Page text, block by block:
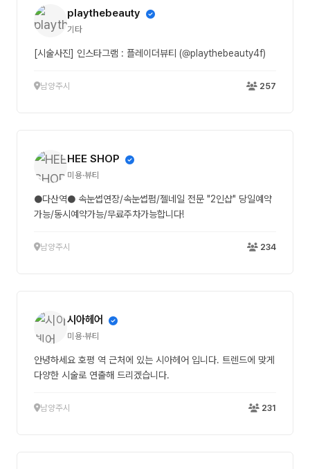
playthebeauty
기타
[시술사진] 인스타그램 : 플레이더뷰티 (@playthebeauty4f)
남양주시 257
HEE SHOP
미용·뷰티
●다산역● 속눈썹연장/속눈썹펌/젤네일 전문 "2인샵" 당일예약
가능/동시예약가능/무료주차가능합니다!
남양주시 234
시아헤어
미용·뷰티
안녕하세요 호평 역 근처에 있는 시아헤어 입니다. 트렌드에 맞게
다양한 시술로 연출해 드리겠습니다.
남양주시 231